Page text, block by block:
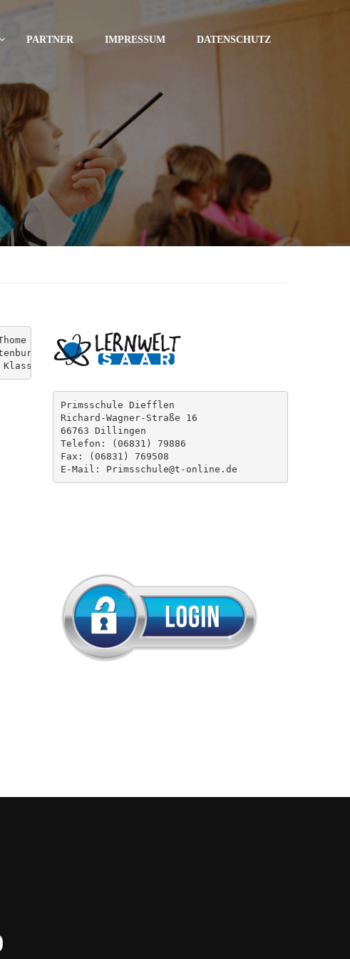
PARTNER IMPRESSUM DATENSCHUTZ
geleitet. Das Kollegium umfasst insgesamt 11
die Schulsekretärin Frau Kopp sowie einer
Jede Klassenstufe ist zweizügig.
Primsschule Diefflen
Richard-Wagner-Straße 16
66763 Dillingen
Telefon: (06831) 79886
Fax: (06831) 769508
E-Mail: Primsschule@t-online.de